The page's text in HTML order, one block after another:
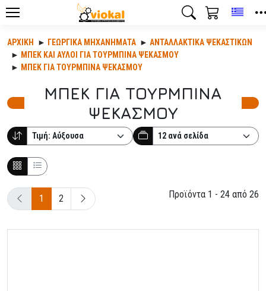
ΑΡΧΙΚΉ ΓΕΩΡΓΙΚΆ ΜΗΧΑΝΉΜΑΤΑ
ΑΝΤΑΛΛΑΚΤΙΚΆ ΨΕΚΑΣΤΙΚΏΝ
ΜΠΕΚ ΚΑΙ ΑΥΛΟΙ ΓΙΑ ΤΟΥΡΜΠΙΝΑ ΨΕΚΑΣΜΟΥ
ΜΠΕΚ ΓΙΑ ΤΟΥΡΜΠΙΝΑ ΨΕΚΑΣΜΟΥ
ΜΠΕΚ ΓΙΑ ΤΟΥΡΜΠΙΝΑ
ΨΕΚΑΣΜΟΥ
1 2 Προϊόντα 1 - 24 από 26